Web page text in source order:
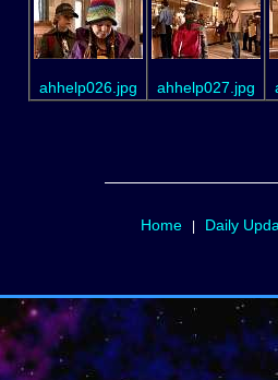
ahhelp026.jpg ahhelp027.jpg
Home| Daily